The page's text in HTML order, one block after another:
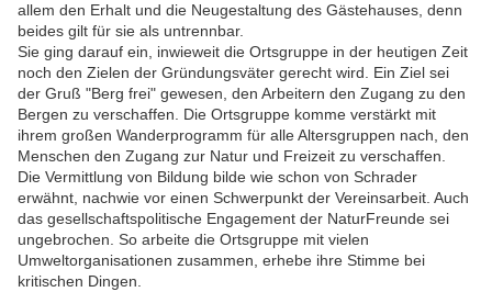
allem den Erhalt und die Neugestaltung des Gästehauses, denn
beides gilt für sie als untrennbar.
Sie ging darauf ein, inwieweit die Ortsgruppe in der heutigen Zeit
noch den Zielen der Gründungsväter gerecht wird. Ein Ziel sei
der Gruß "Berg frei" gewesen, den Arbeitern den Zugang zu den
Bergen zu verschaffen. Die Ortsgruppe komme verstärkt mit
ihrem großen Wanderprogramm für alle Altersgruppen nach, den
Menschen den Zugang zur Natur und Freizeit zu verschaffen.
Die Vermittlung von Bildung bilde wie schon von Schrader
erwähnt, nachwie vor einen Schwerpunkt der Vereinsarbeit. Auch
das gesellschaftspolitische Engagement der NaturFreunde sei
ungebrochen. So arbeite die Ortsgruppe mit vielen
Umweltorganisationen zusammen, erhebe ihre Stimme bei
kritischen Dingen.